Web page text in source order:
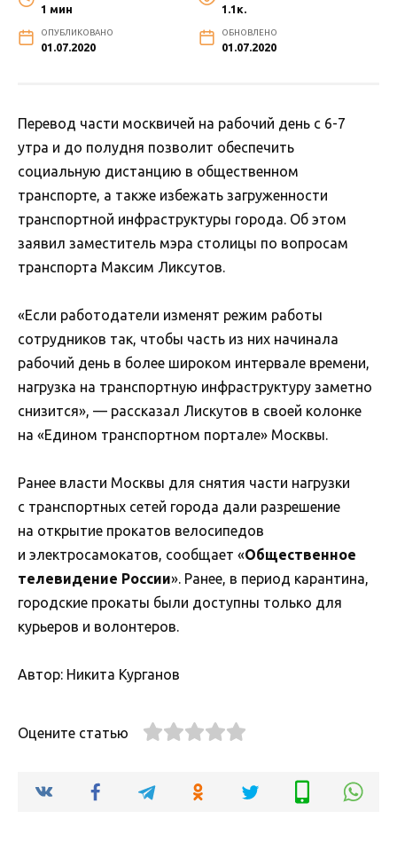
1 мин 1.1к.
ОПУБЛИКОВАНО
01.07.2020
ОБНОВЛЕНО
01.07.2020
Перевод части москвичей на рабочий день с 6-7
утра и до полудня позволит обеспечить
социальную дистанцию в общественном
транспорте, а также избежать загруженности
транспортной инфраструктуры города. Об этом
заявил заместитель мэра столицы по вопросам
транспорта Максим Ликсутов.
«Если работодатели изменят режим работы
сотрудников так, чтобы часть из них начинала
рабочий день в более широком интервале времени,
нагрузка на транспортную инфраструктуру заметно
снизится», — рассказал Лискутов в своей колонке
на «Едином транспортном портале» Москвы.
Ранее власти Москвы для снятия части нагрузки
с транспортных сетей города дали разрешение
на открытие прокатов велосипедов
и электросамокатов, сообщает «Общественное
телевидение России». Ранее, в период карантина,
городские прокаты были доступны только для
курьеров и волонтеров.
Автор: Никита Курганов
Оцените статью